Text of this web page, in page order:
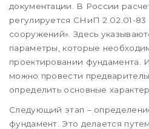
документации. В России
регулируется СНиП 2.02.01-83
сооружений». Здесь
параметры, которые
проектировании фундамента.
можно провести
определить основные
Следующий этап –
фундамент. Это делается